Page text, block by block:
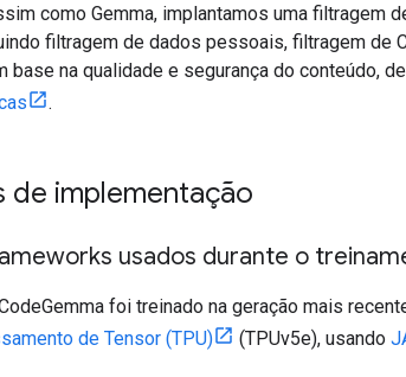
como Gemma, implantamos uma filtragem
filtragem de dados pessoais, filtragem de
base na qualidade e segurança do conteúdo,
.
de implementação
usados durante o
foi treinado na geração mais
de Tensor (TPU)
(TPUv5e), usando